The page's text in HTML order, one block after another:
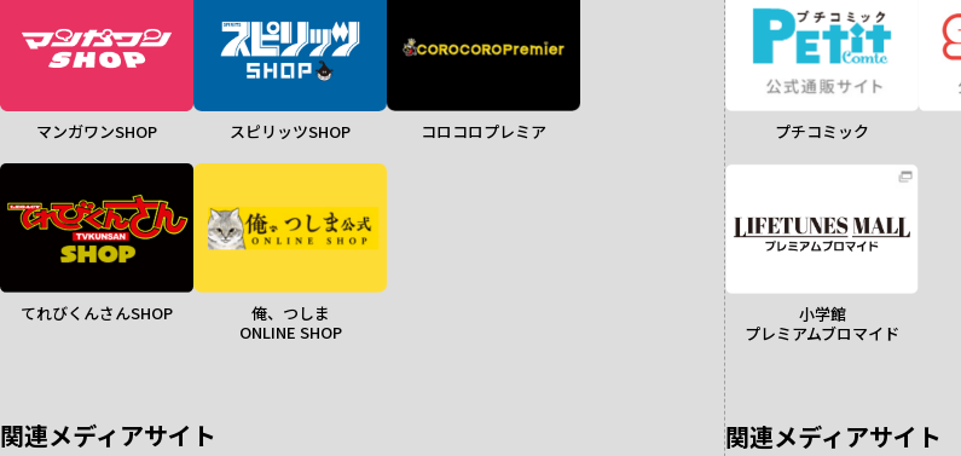
マンガワンSHOP スピリッツSHOP コロコロプレミア
てれびくんさんSHOP
俺、つしま
ONLINE SHOP
関連メディアサイト
プチコミック
小学館
プレミアムブロマイド
関連メディアサイト